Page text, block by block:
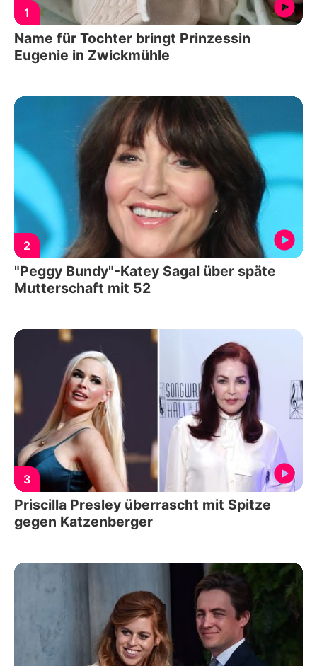
1
Name für Tochter bringt Prinzessin
Eugenie in Zwickmühle
2
"Peggy Bundy"-Katey Sagal über späte
Mutterschaft mit 52
3
Priscilla Presley überrascht mit Spitze
gegen Katzenberger